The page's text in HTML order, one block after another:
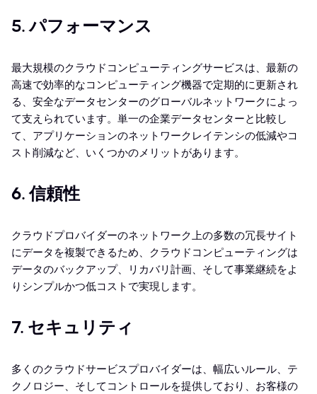
5. パフォーマンス
最大規模のクラウドコンピューティングサービスは、最新の
高速で効率的なコンピューティング機器で定期的に更新され
る、安全なデータセンターのグローバルネットワークによっ
て支えられています。単一の企業データセンターと比較し
て、アプリケーションのネットワークレイテンシの低減やコ
スト削減など、いくつかのメリットがあります。
6. 信頼性
クラウドプロバイダーのネットワーク上の多数の冗長サイト
にデータを複製できるため、クラウドコンピューティングは
データのバックアップ、リカバリ計画、そして事業継続をよ
りシンプルかつ低コストで実現します。
7. セキュリティ
多くのクラウドサービスプロバイダーは、幅広いルール、テ
クノロジー、そしてコントロールを提供しており、お客様の